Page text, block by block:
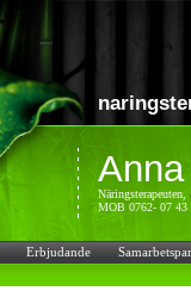
Näringsterapeuten,
MOB 0762- 07 43
Erbjudande